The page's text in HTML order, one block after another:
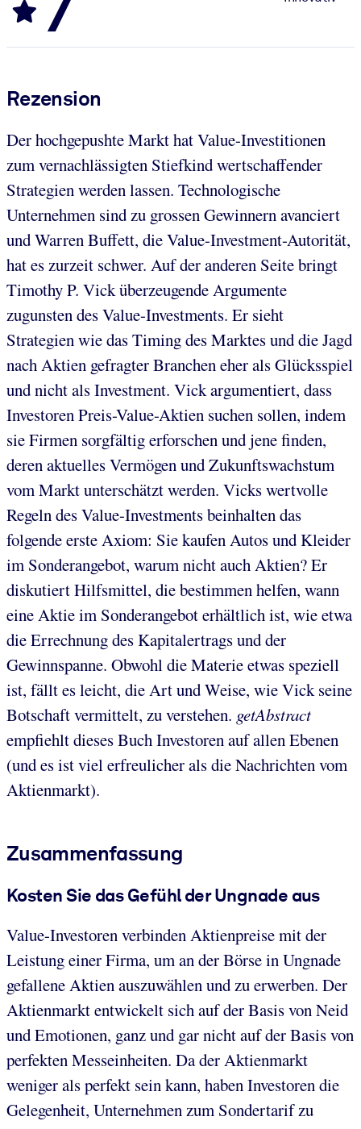
Rezension
Der hochgepushte Markt hat Value-Investitionen
zum vernachlässigten Stiefkind wertschaffender
Strategien werden lassen. Technologische
Unternehmen sind zu grossen Gewinnern avanciert
und Warren Buffett, die Value-Investment-Autorität,
hat es zurzeit schwer. Auf der anderen Seite bringt
Timothy P. Vick überzeugende Argumente
zugunsten des Value-Investments. Er sieht
Strategien wie das Timing des Marktes und die Jagd
nach Aktien gefragter Branchen eher als Glücksspiel
und nicht als Investment. Vick argumentiert, dass
Investoren Preis-Value-Aktien suchen sollen, indem
sie Firmen sorgfältig erforschen und jene finden,
deren aktuelles Vermögen und Zukunftswachstum
vom Markt unterschätzt werden. Vicks wertvolle
Regeln des Value-Investments beinhalten das
folgende erste Axiom: Sie kaufen Autos und Kleider
im Sonderangebot, warum nicht auch Aktien? Er
diskutiert Hilfsmittel, die bestimmen helfen, wann
eine Aktie im Sonderangebot erhältlich ist, wie etwa
die Errechnung des Kapitalertrags und der
Gewinnspanne. Obwohl die Materie etwas speziell
ist, fällt es leicht, die Art und Weise, wie Vick seine
Botschaft vermittelt, zu verstehen. getAbstract
empfiehlt dieses Buch Investoren auf allen Ebenen
(und es ist viel erfreulicher als die Nachrichten vom
Aktienmarkt).
Zusammenfassung
Kosten Sie das Gefühl der Ungnade aus
Value-Investoren verbinden Aktienpreise mit der
Leistung einer Firma, um an der Börse in Ungnade
gefallene Aktien auszuwählen und zu erwerben. Der
Aktienmarkt entwickelt sich auf der Basis von Neid
und Emotionen, ganz und gar nicht auf der Basis von
perfekten Messeinheiten. Da der Aktienmarkt
weniger als perfekt sein kann, haben Investoren die
Gelegenheit, Unternehmen zum Sondertarif zu